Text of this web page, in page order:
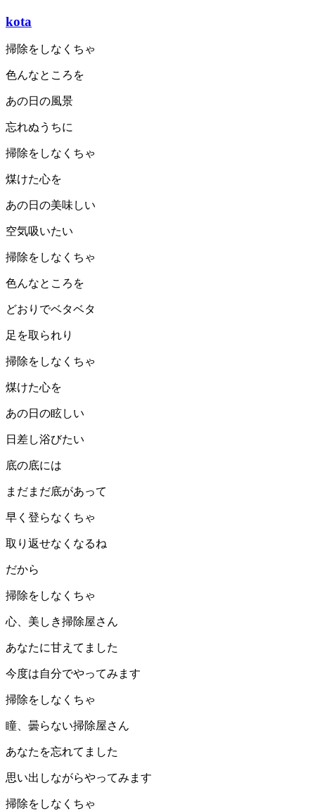
kota
掃除をしなくちゃ
色んなところを
あの日の風景
忘れぬうちに
掃除をしなくちゃ
煤けた心を
あの日の美味しい
空気吸いたい
掃除をしなくちゃ
色んなところを
どおりでベタベタ
足を取られり
掃除をしなくちゃ
煤けた心を
あの日の眩しい
日差し浴びたい
底の底には
まだまだ底があって
早く登らなくちゃ
取り返せなくなるね
だから
掃除をしなくちゃ
心、美しき掃除屋さん
あなたに甘えてました
今度は自分でやってみます
掃除をしなくちゃ
瞳、曇らない掃除屋さん
あなたを忘れてました
思い出しながらやってみます
掃除をしなくちゃ